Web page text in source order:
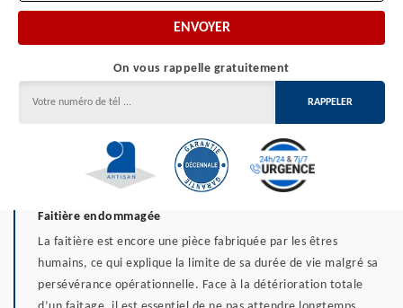
On vous rappelle gratuitement
Faitière endommagée
La faitière est encore une pièce fabriquée par les êtres
humains, ce qui explique la limite de sa durée de vie malgré sa
persévérance opérationnelle. Face à la détérioration totale